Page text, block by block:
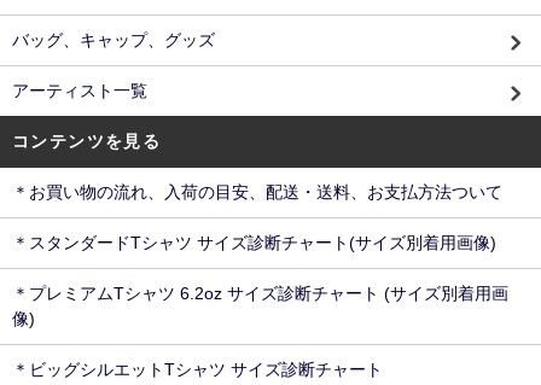
バッグ、キャップ、グッズ
アーティスト一覧
コンテンツを見る
＊お買い物の流れ、入荷の目安、配送・送料、お支払方法ついて
＊スタンダードTシャツ サイズ診断チャート(サイズ別着用画像)
＊プレミアムTシャツ 6.2oz サイズ診断チャート (サイズ別着用画
像)
＊ビッグシルエットTシャツ サイズ診断チャート